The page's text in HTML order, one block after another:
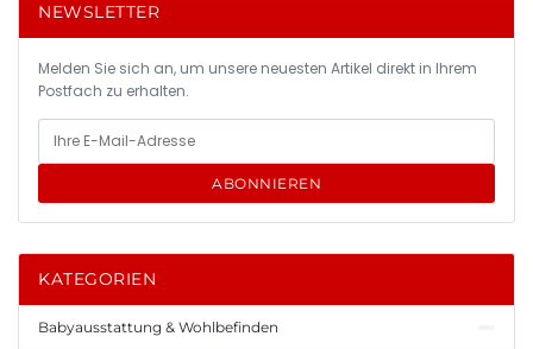
NEWSLETTER
Melden Sie sich an, um unsere neuesten Artikel direkt in Ihrem
Postfach zu erhalten.
ABONNIEREN
KATEGORIEN
Babyausstattung & Wohlbefinden